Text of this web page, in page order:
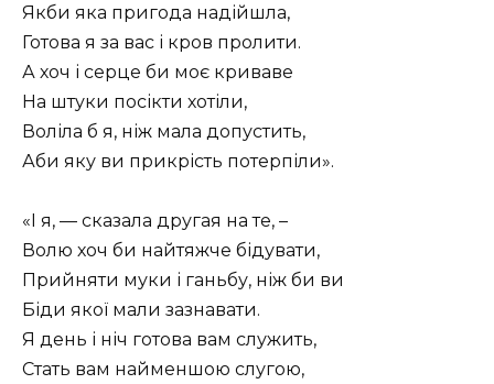
Якби яка пригода надійшла,
Готова я за вас і кров пролити.
А хоч і серце би моє криваве
На штуки посікти хотіли,
Воліла б я, ніж мала допустить,
Аби яку ви прикрість потерпіли».
«І я, — сказала другая на те, –
Волю хоч би найтяжче бідувати,
Прийняти муки і ганьбу, ніж би ви
Біди якої мали зазнавати.
Я день і ніч готова вам служить,
Стать вам найменшою слугою,